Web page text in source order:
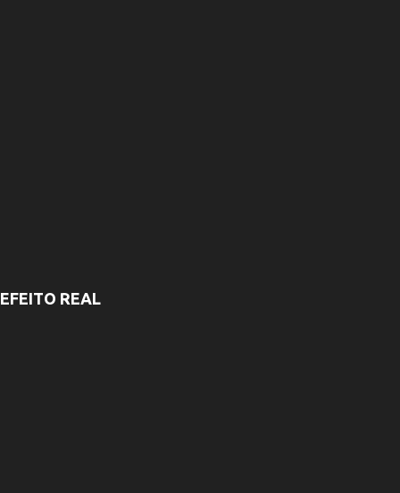
EFEITO REAL